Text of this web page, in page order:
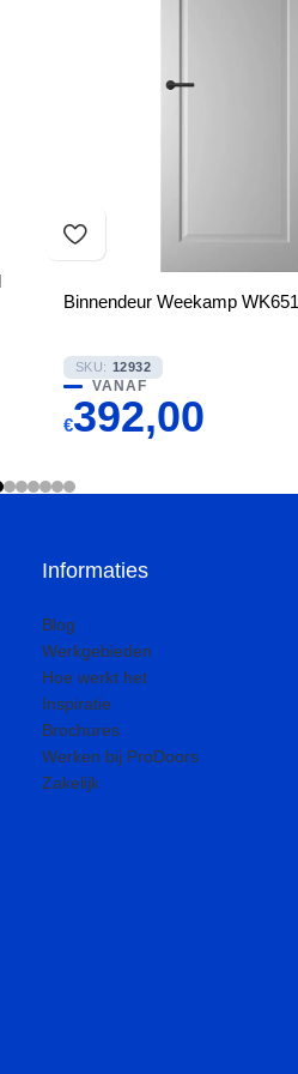
Binnendeur Weekamp
SKU: 12932
VANAF
€392,00
Informaties
Blog
Werkgebieden
Hoe werkt het
Inspiratie
Brochures
Werken bij ProDoors
Zakelijk